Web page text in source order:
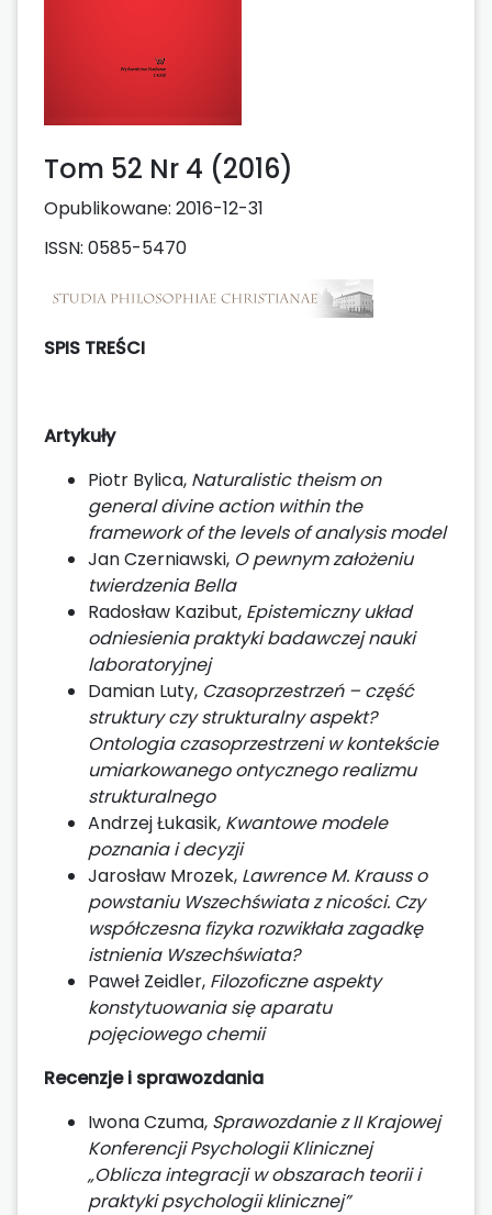
Tom 52 Nr 4 (2016)
Opublikowane: 2016-12-31
ISSN: 0585-5470
SPIS TREŚCI
Artykuły
Piotr Bylica, Naturalistic theism on
general divine action within the
framework of the levels of analysis model
Jan Czerniawski, O pewnym założeniu
twierdzenia Bella
Radosław Kazibut, Epistemiczny układ
odniesienia praktyki badawczej nauki
laboratoryjnej
Damian Luty, Czasoprzestrzeń – część
struktury czy strukturalny aspekt?
Ontologia czasoprzestrzeni w kontekście
umiarkowanego ontycznego realizmu
strukturalnego
Andrzej Łukasik, Kwantowe modele
poznania i decyzji
Jarosław Mrozek, Lawrence M. Krauss o
powstaniu Wszechświata z nicości. Czy
współczesna fizyka rozwikłała zagadkę
istnienia Wszechświata?
Paweł Zeidler, Filozoficzne aspekty
konstytuowania się aparatu
pojęciowego chemii
Recenzje i sprawozdania
Iwona Czuma, Sprawozdanie z II Krajowej
Konferencji Psychologii Klinicznej
„Oblicza integracji w obszarach teorii i
praktyki psychologii klinicznej”